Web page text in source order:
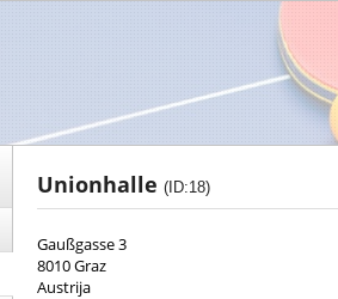
Unionhalle (ID:18)
Gaußgasse 3
8010 Graz
Austrija